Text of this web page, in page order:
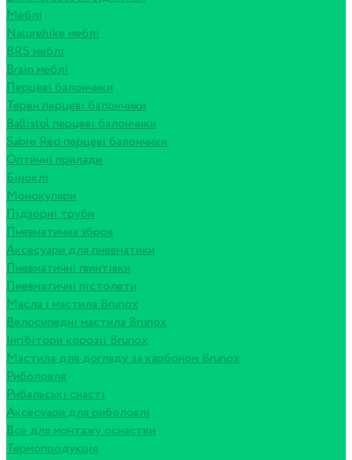
Меблі
Naturehike меблі
BRS меблі
Brain меблі
Перцеві балончики
Терен перцеві балончики
Ballistol перцеві балончики
Sabre Red перцеві балончики
Оптичні прилади
Біноклі
Монокуляри
Підзорні труби
Пневматична зброя
Аксесуари для пневматики
Пневматичні гвинтівки
Пневматичні пістолети
Масла і мастила Brunox
Велосипедні мастила Brunox
Інгібітори корозії Brunox
Мастила для догляду за карбоном Brunox
Риболовля
Рибальські снасті
Аксесуари для риболовлі
Все для монтажу оснастки
Термопродукція